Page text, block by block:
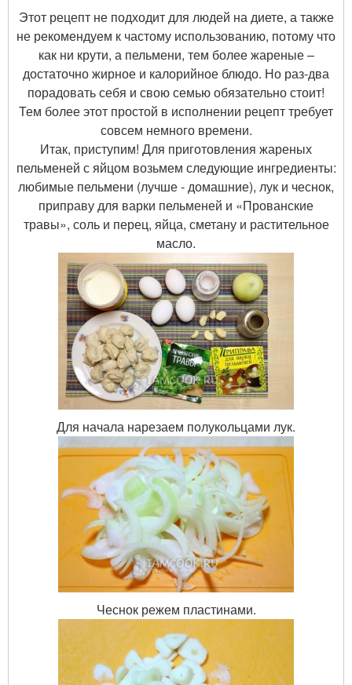
Этот рецепт не подходит для людей на диете, а также
не рекомендуем к частому использованию, потому что
как ни крути, а пельмени, тем более жареные –
достаточно жирное и калорийное блюдо. Но раз-два
порадовать себя и свою семью обязательно стоит!
Тем более этот простой в исполнении рецепт требует
совсем немного времени.
Итак, приступим! Для приготовления жареных
пельменей с яйцом возьмем следующие ингредиенты:
любимые пельмени (лучше - домашние), лук и чеснок,
приправу для варки пельменей и «Прованские
травы», соль и перец, яйца, сметану и растительное
масло.
Для начала нарезаем полукольцами лук.
Чеснок режем пластинами.